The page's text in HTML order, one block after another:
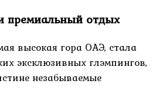
премиальный отдых
высокая гора ОАЭ, стала
эксклюзивных глэмпингов,
незабываемые